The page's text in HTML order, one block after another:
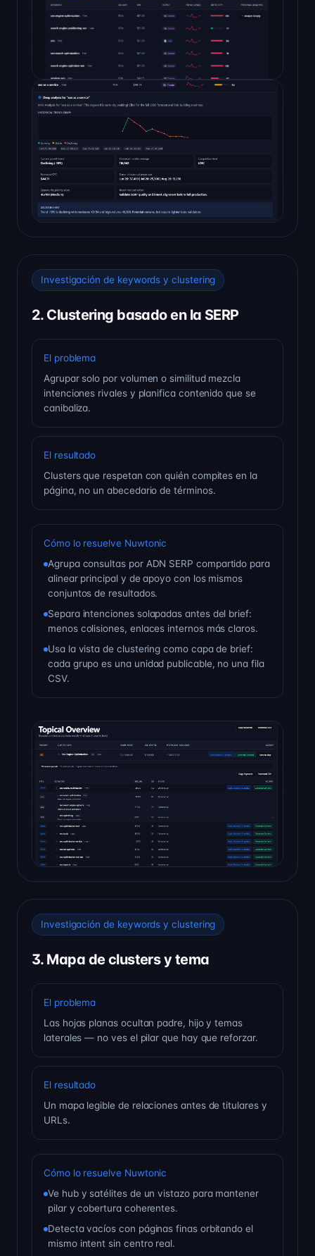
Investigación de keywords y clustering
2. Clustering basado en la SERP
El problema
Agrupar solo por volumen o similitud mezcla
intenciones rivales y planifica contenido que se
canibaliza.
El resultado
Clusters que respetan con quién compites en la
página, no un abecedario de términos.
Cómo lo resuelve Nuwtonic
Agrupa consultas por ADN SERP compartido para
alinear principal y de apoyo con los mismos
conjuntos de resultados.
Separa intenciones solapadas antes del brief:
menos colisiones, enlaces internos más claros.
Usa la vista de clustering como capa de brief:
cada grupo es una unidad publicable, no una fila
CSV.
Investigación de keywords y clustering
3. Mapa de clusters y tema
El problema
Las hojas planas ocultan padre, hijo y temas
laterales — no ves el pilar que hay que reforzar.
El resultado
Un mapa legible de relaciones antes de titulares y
URLs.
Cómo lo resuelve Nuwtonic
Ve hub y satélites de un vistazo para mantener
pilar y cobertura coherentes.
Detecta vacíos con páginas finas orbitando el
mismo intent sin centro real.